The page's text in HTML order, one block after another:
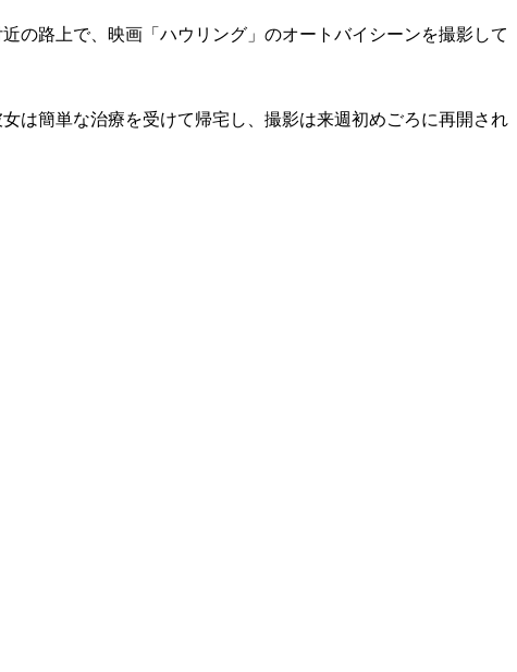
の路上で、映画「ハウリング」のオートバイシーンを撮影して
は簡単な治療を受けて帰宅し、撮影は来週初めごろに再開され